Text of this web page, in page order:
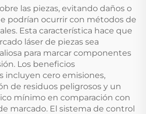
las piezas, evitando daños o
podrían ocurrir con métodos de
Esta característica hace que
láser de piezas sea
para marcar componentes
Los beneficios
incluyen cero emisiones,
de residuos peligrosos y un
mínimo en comparación con
marcado. El sistema de control